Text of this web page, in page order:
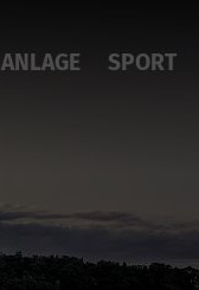
ANLAGE SPORT